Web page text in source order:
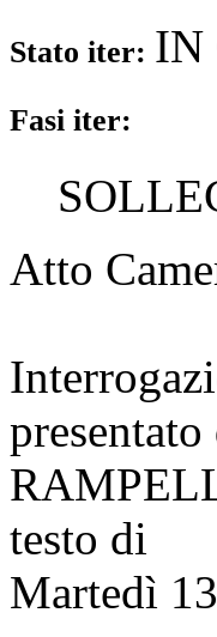
Stato iter: IN
Fasi iter:
Atto
presentato
testo di
Martedì